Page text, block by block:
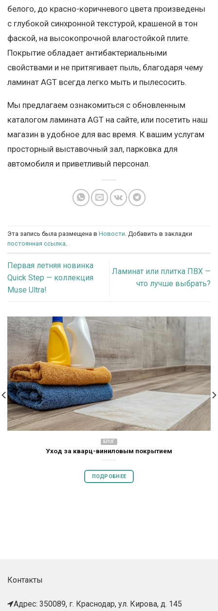
белого, до красно-коричневого цвета произведены
с глубокой синхронной текстурой, крашеной в тон
фаской, на высокопрочной влагостойкой плите.
Покрытие обладает антибактериальными
свойствами и не притягивает пыль, благодаря чему
ламинат AGT всегда легко мыть и пылесосить.
Мы предлагаем ознакомиться с обновленным
каталогом ламината AGT на сайте, или посетить наш
магазин в удобное для вас время. К вашим услугам
просторный выставочный зал, парковка для
автомобиля и приветливый персонал.
Эта запись была размещена в Новости. Добавить в закладки
постоянная ссылка.
Первая летняя новинка
Quick Step — коллекция
Muse Ultra!
Ламинат или плитка ПВХ —
что лучше выбрать?
БЛОГ
Уход за кварц-виниловым покрытием
ПОДРОБНЕЕ
Контакты
Адрес: 350089, г. Краснодар, ул. Кирова, д. 145​